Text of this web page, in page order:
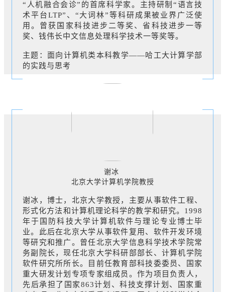
“人机融合会诊”的首席科学家。主持研制“语言技
术平台LTP”、“大词林”等科研成果被业界广泛使
用。曾获国家科技进步二等奖、省科技进步一等
奖、钱伟长中文信息处理科学技术一等奖等。
主题：面向计算机类本科教学——哈工大计算学部
的实践与思考
谢冰
北京大学计算机学院教授
谢冰，博士，北京大学教授，主要从事软件工程、
形式化方法和计算机理论科学的教学和研究。1998
年于国防科技大学计算机软件与理论专业博士毕
业。此后在北京大学从事软件复用、软件开发环境
等研究和推广。曾任北京大学信息科学技术学院常
务副院长，现任北京大学科研部部长、计算机学院
软件研究所所长。目前任教育部科技委委员、国家
重大研发计划专项专家组成员。作为项目负责人，
先后承担了国家863计划、科技支撑计划、国家重